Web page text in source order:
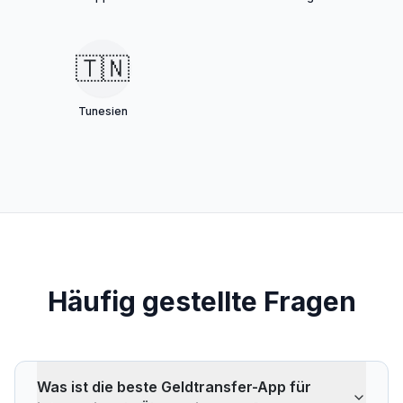
🇹🇳
Tunesien
Häufig gestellte Fragen
Was ist die beste Geldtransfer-App für